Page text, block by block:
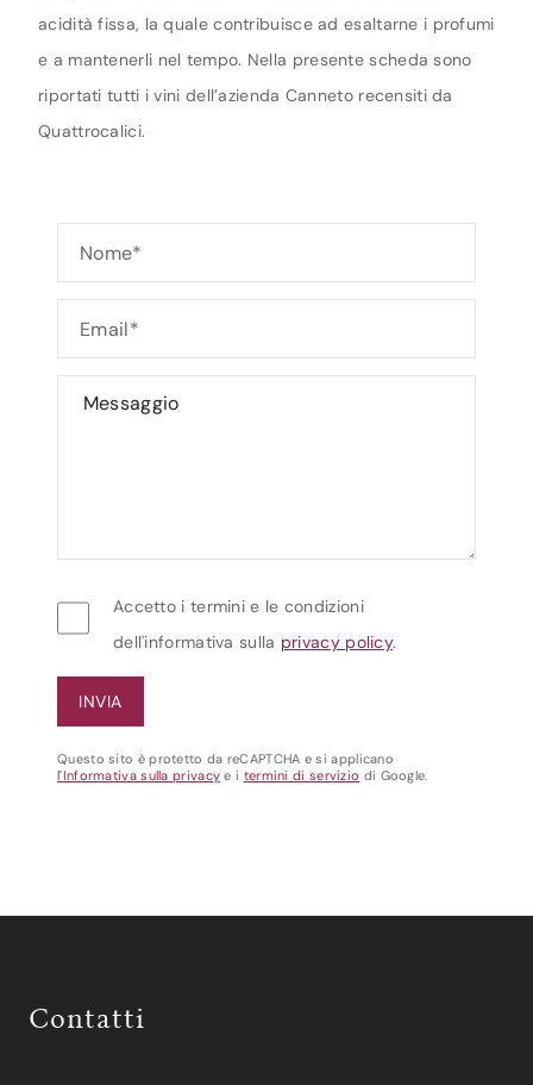
acidità fissa, la quale contribuisce ad esaltarne i profumi
e a mantenerli nel tempo. Nella presente scheda sono
riportati tutti i vini dell’azienda Canneto recensiti da
Quattrocalici.
Accetto i termini e le condizioni
dell'informativa sulla privacy policy.
Questo sito è protetto da reCAPTCHA e si applicano
l'Informativa sulla privacy e i termini di servizio di Google.
Contatti